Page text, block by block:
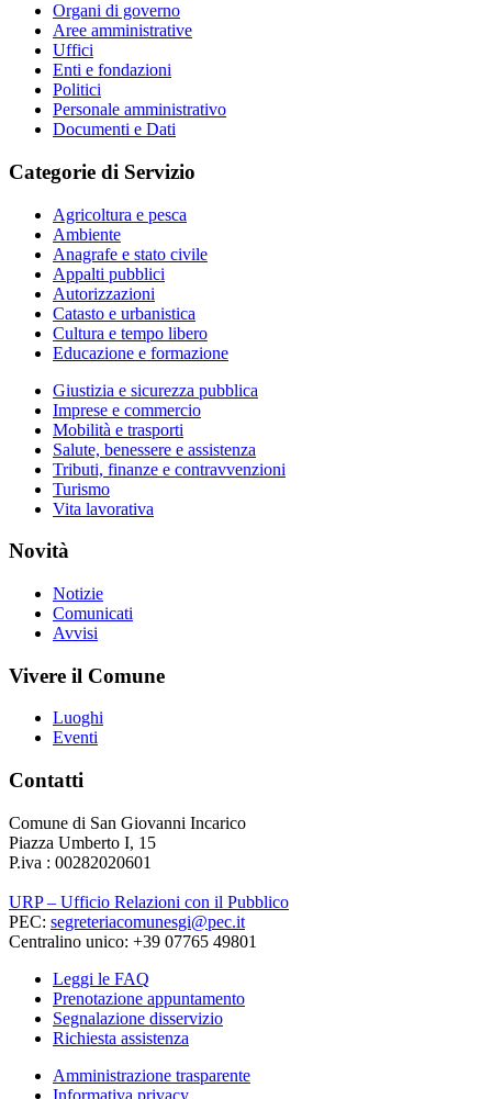
Organi di governo
Aree amministrative
Uffici
Enti e fondazioni
Politici
Personale amministrativo
Documenti e Dati
Categorie di Servizio
Agricoltura e pesca
Ambiente
Anagrafe e stato civile
Appalti pubblici
Autorizzazioni
Catasto e urbanistica
Cultura e tempo libero
Educazione e formazione
Giustizia e sicurezza pubblica
Imprese e commercio
Mobilità e trasporti
Salute, benessere e assistenza
Tributi, finanze e contravvenzioni
Turismo
Vita lavorativa
Novità
Notizie
Comunicati
Avvisi
Vivere il Comune
Luoghi
Eventi
Contatti
Comune di San Giovanni Incarico
Piazza Umberto I, 15
P.iva : 00282020601
URP – Ufficio Relazioni con il Pubblico
PEC: segreteriacomunesgi@pec.it
Centralino unico: +39 07765 49801
Leggi le FAQ
Prenotazione appuntamento
Segnalazione disservizio
Richiesta assistenza
Amministrazione trasparente
Informativa privacy